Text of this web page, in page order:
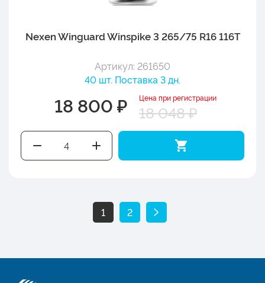
Nexen Winguard Winspike 3 265/75 R16 116T
Артикул: 261650
40 шт. Поставка 3 дн.
18 800 ₽ Цена при регистрации
18 048 ₽
1 2